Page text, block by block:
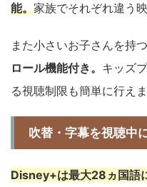
能。家族でそれぞれ違う
また小さいお子さんを持
ロール機能付き。 キッズ
る視聴制限も簡単に行えま
吹替・字幕を視聴中
Disney+は最大28ヵ国語